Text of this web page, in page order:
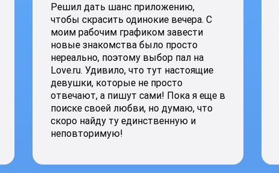
Решил дать шанс приложению,
чтобы скрасить одинокие вечера. С
моим рабочим графиком завести
новые знакомства было просто
нереально, поэтому выбор пал на
Love.ru. Удивило, что тут настоящие
девушки, которые не просто
отвечают, а пишут сами! Пока я еще в
поиске своей любви, но думаю, что
скоро найду ту единственную и
неповторимую!